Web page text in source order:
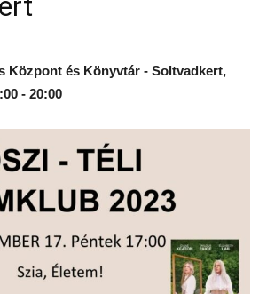
Központ és Könyvtár - Soltvadkert,
- 20:00